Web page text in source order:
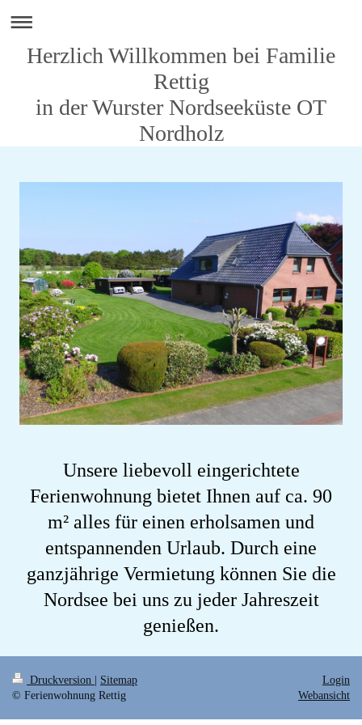
Herzlich Willkommen bei Familie
Rettig
in der Wurster Nordseeküste OT
Nordholz
Unsere liebevoll eingerichtete
Ferienwohnung bietet Ihnen auf ca. 90
m² alles für einen erholsamen und
entspannenden Urlaub. Durch eine
ganzjährige Vermietung können Sie die
Nordsee bei uns zu jeder Jahreszeit
genießen.
Druckversion
Sitemap
© Ferienwohnung Rettig
Login
Webansicht